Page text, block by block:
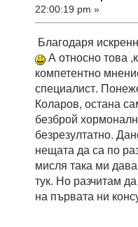
22:00:19 pm »
Благодаря
А относно това
компетентно
специалист.
Коларов, остана
безброй
безрезултатно.
нещата да са по
мисля така ми
тук. Но разчитам
на първата ни